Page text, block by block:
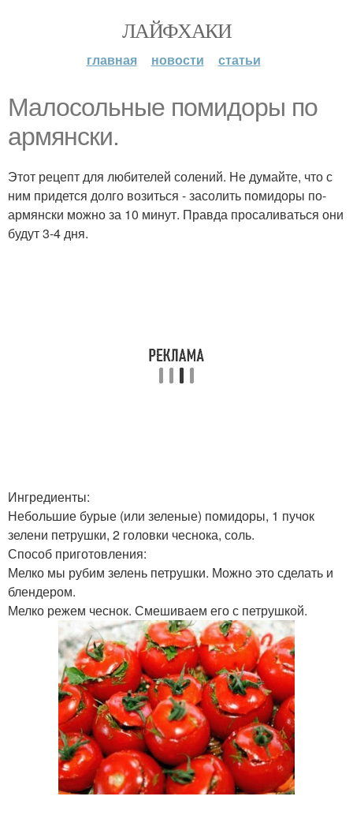
ЛАЙФХАКИ
главная новости статьи
Малосольные помидоры по
армянски.
Этот рецепт для любителей солений. Не думайте, что с
ним придется долго возиться - засолить помидоры по-
армянски можно за 10 минут. Правда просаливаться они
будут 3-4 дня.
Ингредиенты:
Небольшие бурые (или зеленые) помидоры, 1 пучок
зелени петрушки, 2 головки чеснока, соль.
Способ приготовления:
Мелко мы рубим зелень петрушки. Можно это сделать и
блендером.
Мелко режем чеснок. Смешиваем его с петрушкой.